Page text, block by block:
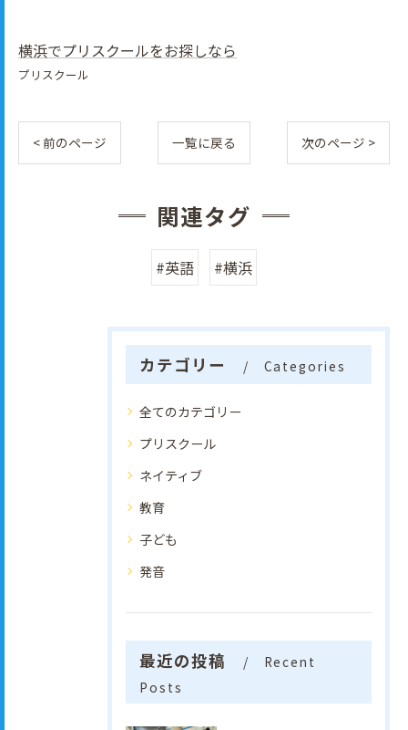
横浜でプリスクールをお探しなら
プリスクール
< 前のページ 一覧に戻る 次のページ >
関連タグ
#英語 #横浜
カテゴリー Categories
全てのカテゴリー
プリスクール
ネイティブ
教育
子ども
発音
最近の投稿
Recent
Posts